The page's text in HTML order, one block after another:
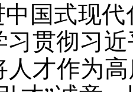
中国式现
习贯彻习
人才作为